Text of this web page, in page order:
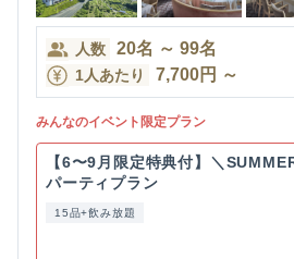
人数 20名 ～ 99名
1人あたり 7,700円 ～
みんなのイベント限定プラン
【6〜9月限定特典付】＼
パーティプラン
15品+飲み放題